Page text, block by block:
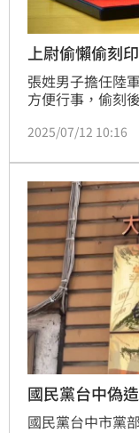
上尉偷懶偷刻
張姓男子擔任陸
方便行事，偷刻
後，張男仍使用
2025/07/12 10:16
國民黨台中偽
國民黨台中市黨